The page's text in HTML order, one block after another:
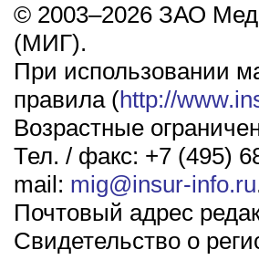
© 2003–2026 ЗАО
(МИГ).
При использовании
правила (http://
Возрастные
Тел. / факс: +7 (495)
mail: mig@insur-info.ru
Почтовый адрес
Свидетельство о